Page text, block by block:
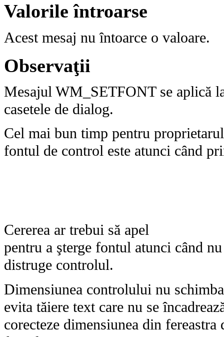
Valorile întroarse
Acest mesaj nu întoarce o valoare.
Observaţii
Mesajul WM_SETFONT se aplică
casetele de dialog.
Cel mai bun timp pentru
fontul de control este atunci când
Cererea ar trebui să apel
pentru a şterge fontul atunci când
distruge controlul.
Dimensiunea controlului nu
evita tăiere text care nu se
corecteze dimensiunea din